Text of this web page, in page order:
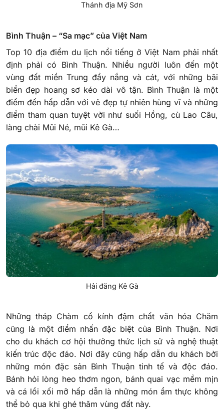
Thánh địa Mỹ Sơn
Bình Thuận – “Sa mạc” của Việt Nam
Top 10 địa điểm du lịch nổi tiếng ở Việt Nam phải nhất
định phải có Bình Thuận. Nhiều người luôn đến một
vùng đất miền Trung đầy nắng và cát, với những bãi
biển đẹp hoang sơ kéo dài vô tận. Bình Thuận là một
điểm đến hấp dẫn với vẻ đẹp tự nhiên hùng vĩ và những
điểm tham quan tuyệt vời như suối Hồng, cù Lao Câu,
làng chài Mũi Né, mũi Kê Gà…
Hải đăng Kê Gà
Những tháp Chàm cổ kính đậm chất văn hóa Chăm
cũng là một điểm nhấn đặc biệt của Bình Thuận. Nơi
cho du khách cơ hội thưởng thức lịch sử và nghệ thuật
kiến trúc độc đáo. Nơi đây cũng hấp dẫn du khách bởi
những món đặc sản Bình Thuận tinh tế và độc đáo.
Bánh hỏi lòng heo thơm ngon, bánh quai vạc mềm mịn
và cá lồi xối mỡ hấp dẫn là những món ẩm thực không
thể bỏ qua khi ghé thăm vùng đất này.